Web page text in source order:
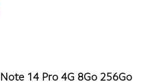
14 Pro 4G 8Go 256Go